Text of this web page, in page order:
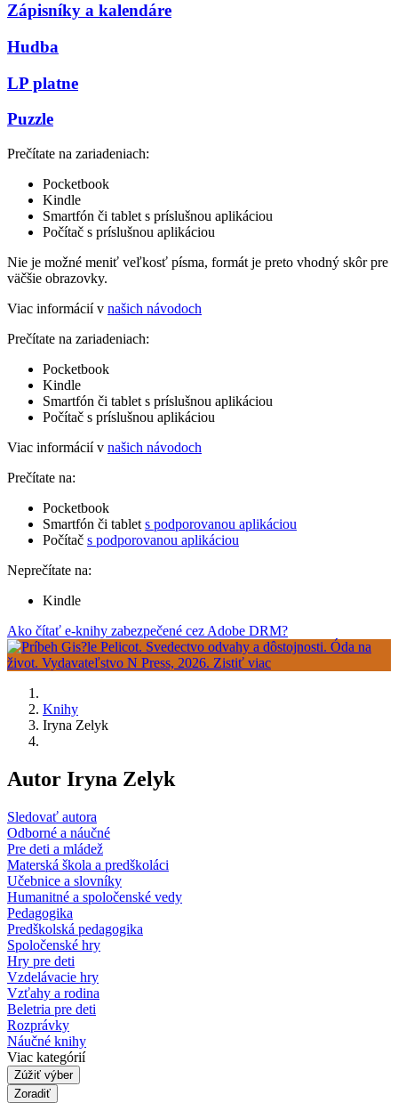
Zápisníky a kalendáre
Hudba
LP platne
Puzzle
Prečítate na zariadeniach:
Pocketbook
Kindle
Smartfón či tablet s príslušnou aplikáciou
Počítač s príslušnou aplikáciou
Nie je možné meniť veľkosť písma, formát je preto vhodný skôr pre
väčšie obrazovky.
Viac informácií v našich návodoch
Prečítate na zariadeniach:
Pocketbook
Kindle
Smartfón či tablet s príslušnou aplikáciou
Počítač s príslušnou aplikáciou
Viac informácií v našich návodoch
Prečítate na:
Pocketbook
Smartfón či tablet s podporovanou aplikáciou
Počítač s podporovanou aplikáciou
Neprečítate na:
Kindle
Ako čítať e-knihy zabezpečené cez Adobe DRM?
Knihy
Iryna Zelyk
Autor Iryna Zelyk
Sledovať autora
Odborné a náučné
Pre deti a mládež
Materská škola a predškoláci
Učebnice a slovníky
Humanitné a spoločenské vedy
Pedagogika
Predškolská pedagogika
Spoločenské hry
Hry pre deti
Vzdelávacie hry
Vzťahy a rodina
Beletria pre deti
Rozprávky
Náučné knihy
Viac kategórií
Zúžiť výber
Zoradiť